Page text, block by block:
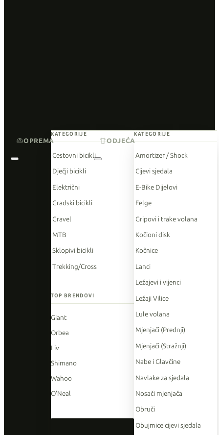
KATEGORIJE
Cestovni bicikli
Dječji bicikli
Električni
Gradski bicikli
Gravel
MTB
Sklopivi bicikli
Trekking/Cross
TOP BRENDOVI
Giant
Orbea
Liv
Shimano
Wahoo
O'Neal
KATEGORIJE
Amortizer / Shock
Cijevi sjedala
E-Bike Dijelovi
Felge
Gripovi i trake volana
Kočioni disk
Kočnice
Lanci
Ležajevi i vijenci
Ležaji Vilice
Lule volana
Mjenjači (Prednji)
Mjenjači (Stražnji)
Nabe i Glavčine
Navlake za sjedala
Nosači mjenjača
Obruči
Obujmice cijevi sjedala
OPREMA ODJEĆA